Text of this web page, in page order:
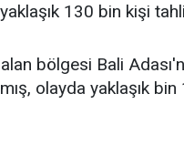
130 bin kişi
bölgesi Bali
olayda yaklaşık bin